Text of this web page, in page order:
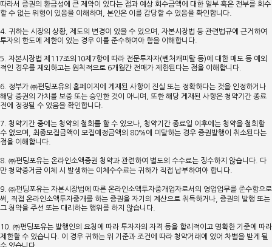
따라서 증권의 환금성에 큰 제약이 있다는 점과 예상 회수금액에 대한 일부 혹은 전부를 회수
할 수 없는 위험이 있음을 이해하며, 본인은 이를 감당할 수 있음을 확인합니다.
4. 귀하는 시장의 상황, 제도의 변경이 있을 수 있으며, 자본시장법 등 관련법규에 근거하여
투자의 한도에 제한이 있는 경우 이를 준수하여야 함을 이해합니다.
5. 자본시장법 제117조의10제7항에 따라 전문투자자(벤처캐피탈 등)에 대한 매도 등 예외
적인 경우를 제외하고는 원칙적으로 6개월간 전매가 제한된다는 점을 이해합니다.
6. 정부가 ㈜펀딩포유의 홈페이지에 게재된 사항이 진실 또는 정확하다는 것을 인정하거나
해당 증권의 가치를 보증 또는 승인한 것이 아니며, 또한 해당 게재된 사항은 청약기간 종료
전에 정정될 수 있음을 확인합니다.
7. 청약기간 중에는 청약의 철회를 할 수 있으나, 청약기간 종료일 이후에는 청약을 철회할
수 없으며, 최종모집금액이 모집예정금액의 80%에 미달하는 경우 증권발행이 취소된다는
점을 이해합니다.
8. ㈜펀딩포유는 온라인소액증권 청약과 관련하여 별도의 수수료는 징수하지 않습니다. 다
만 청약증거금 이체 시 발생하는 이체수수료는 귀하가 직접 납부하여야 합니다.
9. ㈜펀딩포유는 자본시장법에 따른 온라인소액투자중개업자로서의 영업업무를 준수함으로
써, 직접 온라인소액투자중개를 하는 증권을 자기의 계산으로 취득하거나, 증권의 발행 또는
그 청약을 주선 또는 대리하는 행위를 하지 않습니다.
10. ㈜펀딩포유는 발행인의 요청에 따라 투자자의 자격 등을 합리적이고 명확한 기준에 따라
제한할 수 있습니다. 이 경우 귀하는 위 기준과 조건에 따라 청약거래에 있어 차별을 받게 될